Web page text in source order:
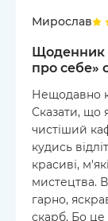
Мирослав
Щоденник
про себе»
Нещодавно
Сказати, що
чистіший
кудись
красиві,
мистецтва.
гарно,
скарб. Бо це